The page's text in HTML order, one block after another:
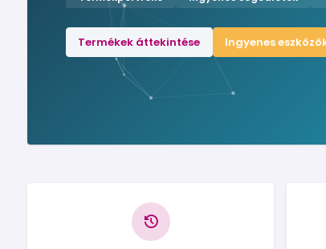
Termékek áttekintése Ingyenes